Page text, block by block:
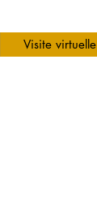
Visite virtuelle